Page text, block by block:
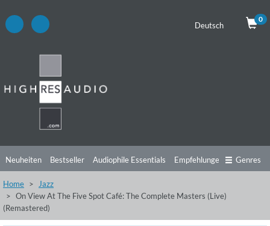
Deutsch
0
Neuheiten Bestseller Audiophile Essentials Empfehlungen
Hörtipps Top Alben
Videos
Genres
Home
Jazz
On View At The Five Spot Café: The Complete Masters (Live)
(Remastered)